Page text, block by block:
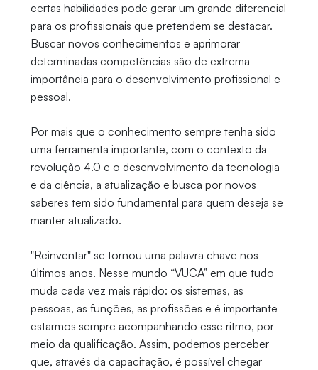
certas habilidades pode gerar um grande diferencial
para os profissionais que pretendem se destacar.
Buscar novos conhecimentos e aprimorar
determinadas competências são de extrema
importância para o desenvolvimento profissional e
pessoal.
Por mais que o conhecimento sempre tenha sido
uma ferramenta importante, com o contexto da
revolução 4.0 e o desenvolvimento da tecnologia
e da ciência, a atualização e busca por novos
saberes tem sido fundamental para quem deseja se
manter atualizado.
"Reinventar" se tornou uma palavra chave nos
últimos anos. Nesse mundo “VUCA” em que tudo
muda cada vez mais rápido: os sistemas, as
pessoas, as funções, as profissões e é importante
estarmos sempre acompanhando esse ritmo, por
meio da qualificação. Assim, podemos perceber
que, através da capacitação, é possível chegar